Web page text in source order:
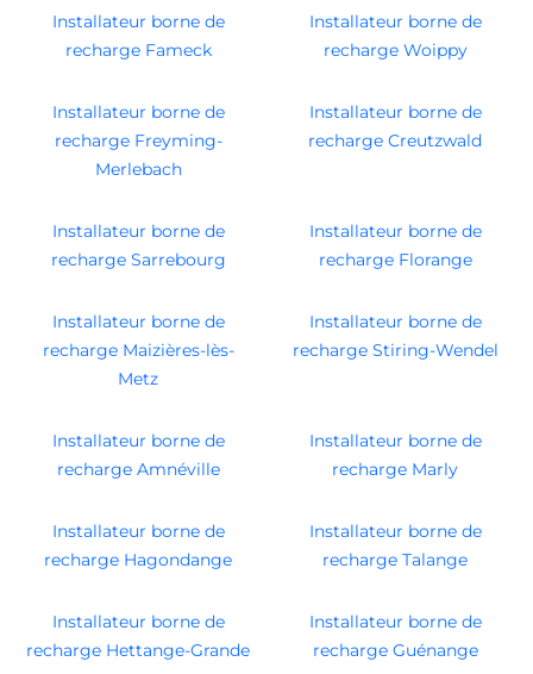
Installateur borne de
recharge Fameck
Installateur borne de
recharge Woippy
Installateur borne de
recharge Freyming-
Merlebach
Installateur borne de
recharge Creutzwald
Installateur borne de
recharge Sarrebourg
Installateur borne de
recharge Florange
Installateur borne de
recharge Maizières-lès-
Metz
Installateur borne de
recharge Stiring-Wendel
Installateur borne de
recharge Amnéville
Installateur borne de
recharge Marly
Installateur borne de
recharge Hagondange
Installateur borne de
recharge Talange
Installateur borne de
recharge Hettange-Grande
Installateur borne de
recharge Guénange